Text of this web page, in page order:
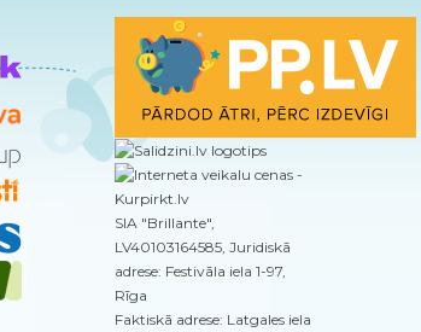
SIA "Brillante",
LV40103164585, Juridiskā
adrese: Festivāla iela 1-97,
Rīga
Faktiskā adrese: Latgales iela